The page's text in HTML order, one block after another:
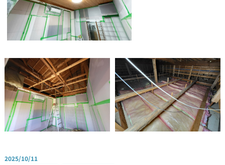
2025/10/11